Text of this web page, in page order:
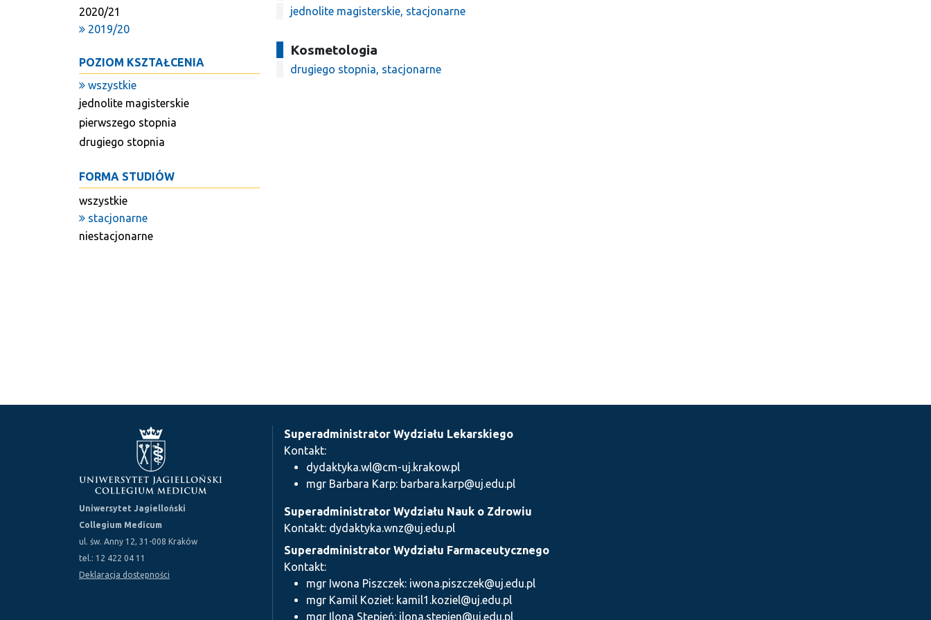
2020/21
2019/20
POZIOM KSZTAŁCENIA
wszystkie
jednolite magisterskie
pierwszego stopnia
drugiego stopnia
FORMA STUDIÓW
wszystkie
stacjonarne
niestacjonarne
jednolite magisterskie, stacjonarne
Kosmetologia
drugiego stopnia, stacjonarne
Uniwersytet Jagielloński
Collegium Medicum
ul. św. Anny 12, 31-008 Kraków
tel.: 12 422 04 11
Deklaracja dostępności
Superadministrator Wydziału Lekarskiego
Kontakt:
dydaktyka.wl@cm-uj.krakow.pl
mgr Barbara Karp: barbara.karp@uj.edu.pl
Superadministrator Wydziału Nauk o Zdrowiu
Kontakt: dydaktyka.wnz@uj.edu.pl
Superadministrator Wydziału Farmaceutycznego
Kontakt:
mgr Iwona Piszczek: iwona.piszczek@uj.edu.pl
mgr Kamil Kozieł: kamil1.koziel@uj.edu.pl
mgr Ilona Stępień: ilona.stepien@uj.edu.pl